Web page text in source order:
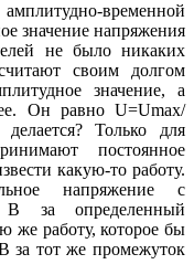
временной
значение напряжения
не было никаких
своим долгом
значение, а
Он равно U=Umax/
Только для
постоянное
какую-то работу.
напряжение с
за определенный
же работу, которое бы
за тот же промежуток